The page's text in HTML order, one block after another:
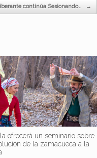
continúa Sesionando… →
ofrecerá un seminario sobre
de la zamacueca a la